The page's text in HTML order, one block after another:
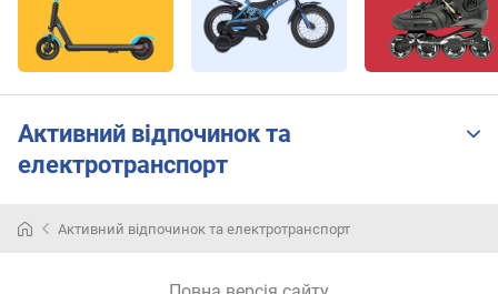
Активний відпочинок та
електротранспорт
–
Активний відпочинок та електротранспорт